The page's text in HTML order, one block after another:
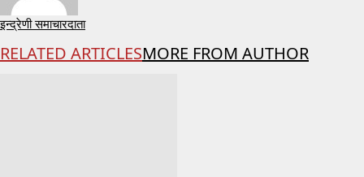
इन्द्रेणी समाचारदाता
RELATED ARTICLESMORE FROM AUTHOR